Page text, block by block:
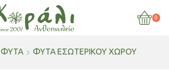
0
ΦΥΤΑ ΦΥΤΆ ΕΣΩΤΕΡΙΚΟΎ ΧΏΡΟΥ